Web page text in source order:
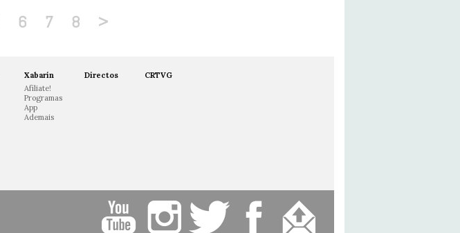
6 7 8 >
Xabarín
Afíliate!
Programas
App
Ademais
Directos CRTVG